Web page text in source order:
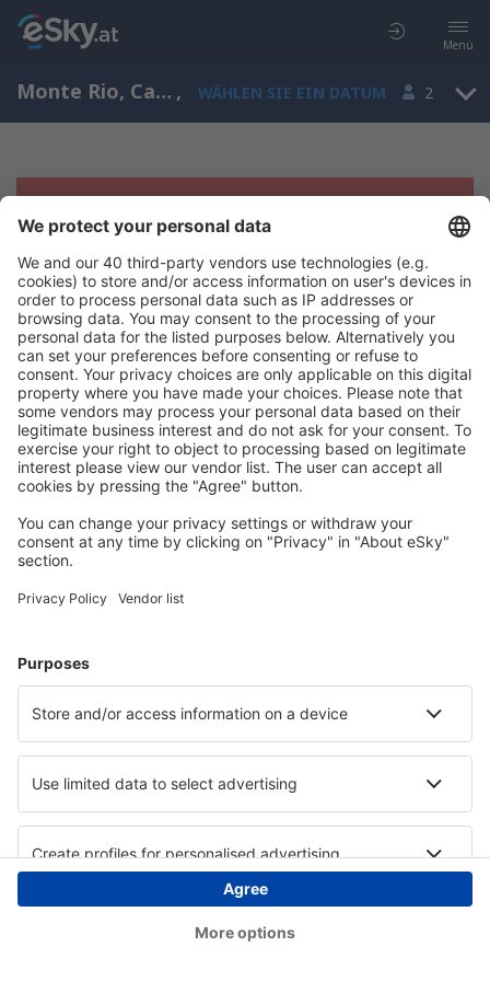
Menü
Monte Rio, California, USA , WÄHLEN SIE EIN DATUM 2
Es tut uns leid, wir können keine
Ergebnisse aufzeigen
Bitte starten Sie Ihre Suche erneut mit anderen Suchkriterien.
Copyright © eSky.at. Alle Rechte vorbehalten.